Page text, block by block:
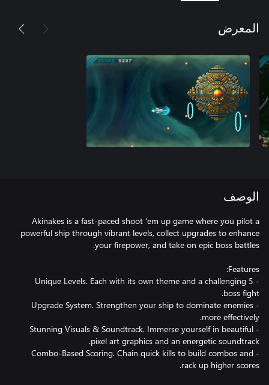
المعرض
الوصف
Akinakes is a fast-paced shoot 'em up game where you pilot a
powerful ship through vibrant levels, collect upgrades to enhance
- 5 Unique Levels. Each with its own theme and a challenging
- Upgrade System. Strengthen your ship to dominate enemies
- Stunning Visuals & Soundtrack. Immerse yourself in beautiful
- Combo-Based Scoring. Chain quick kills to build combos and
rack up higher scores.